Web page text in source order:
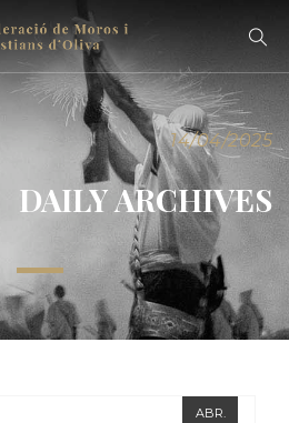
14/04/2025
DAILY ARCHIVES
ABR.